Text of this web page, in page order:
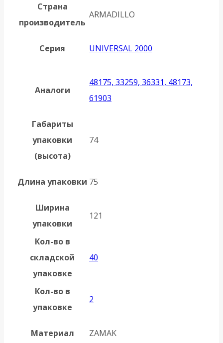
Страна
производитель
ARMADILLO
Серия UNIVERSAL 2000
Аналоги
48175, 33259, 36331, 48173,
61903
Габариты
упаковки
(высота)
74
Длина упаковки 75
Ширина
упаковки
121
Кол-во в
складской
упаковке
40
Кол-во в
упаковке
2
Материал ZAMAK